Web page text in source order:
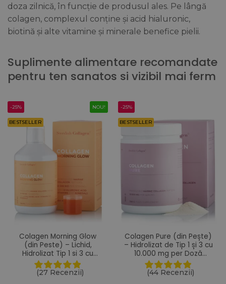
doza zilnică, în funcție de produsul ales. Pe lângă
colagen, complexul conține și acid hialuronic,
biotină și alte vitamine și minerale benefice pielii.
Suplimente alimentare recomandate
pentru ten sanatos si vizibil mai ferm
-25%
BESTSELLER
NOU!
Colagen Morning Glow
(din Peste) – Lichid,
Hidrolizat Tip 1 si 3 cu
10.000 mg + Acid
Hialuronic 25 mg + Retinol
800 mcg + Biotina 5000
(27 Recenzii)
-25%
BESTSELLER
Colagen Pure (din Pește)
– Hidrolizat de Tip 1 și 3 cu
10.000 mg per Doză
Zilnică – Sub formă de
Pulbere cu 300 g
(44 Recenzii)